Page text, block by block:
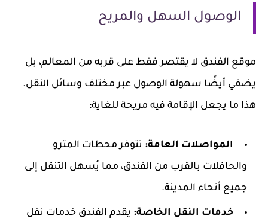
الوصول السهل والمريح
موقع الفندق لا يقتصر فقط على قربه من المعالم، بل
يضفي أيضًا سهولة الوصول عبر مختلف وسائل النقل.
هذا ما يجعل الإقامة فيه مريحة للغاية:
المواصلات العامة: تتوفر محطات المترو
والحافلات بالقرب من الفندق، مما يُسهل التنقل إلى
جميع أنحاء المدينة.
خدمات النقل الخاصة: يقدم الفندق خدمات نقل